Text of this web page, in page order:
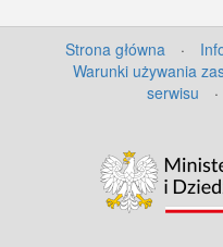
Strona główna ·
Warunki używania
serwisu
·